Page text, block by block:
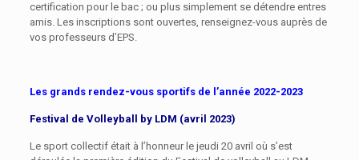
certification pour le bac ; ou plus simplement se détendre entres
amis. Les inscriptions sont ouvertes, renseignez-vous auprès de
vos professeurs d’EPS.
Les grands rendez-vous sportifs de l’année 2022-2023
Festival de Volleyball by LDM (avril 2023)
Le sport collectif était à l’honneur le jeudi 20 avril où s’est